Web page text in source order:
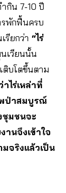
กิน 7-10 ปี
รพักฟื้นครบ
รียกว่า “ไร่
เวียนนั้น
ติบโตขึ้นตาม
ไร่เหล่าที่
ป่าสมบูรณ์
ชุมชนจะ
นจึงเข้าใจ
จริงแล้วเป็น